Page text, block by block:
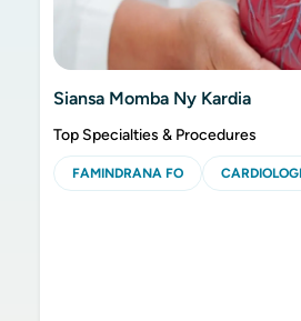
Siansa Momba Ny Kardia
Top Specialties & Procedures
FAMINDRANA FO